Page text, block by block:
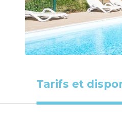
Tarifs et